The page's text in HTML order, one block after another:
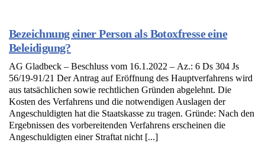
Bezeichnung einer Person als Botoxfresse eine
Beleidigung?
AG Gladbeck – Beschluss vom 16.1.2022 – Az.: 6 Ds 304 Js
56/19-91/21 Der Antrag auf Eröffnung des Hauptverfahrens wird
aus tatsächlichen sowie rechtlichen Gründen abgelehnt. Die
Kosten des Verfahrens und die notwendigen Auslagen der
Angeschuldigten hat die Staatskasse zu tragen. Gründe: Nach den
Ergebnissen des vorbereitenden Verfahrens erscheinen die
Angeschuldigten einer Straftat nicht [...]